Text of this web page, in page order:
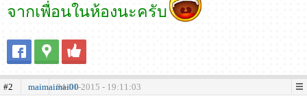
จากเพื่อนในห้องนะครับ
#2 maimaimai0004-01-2015 - 19:11:03